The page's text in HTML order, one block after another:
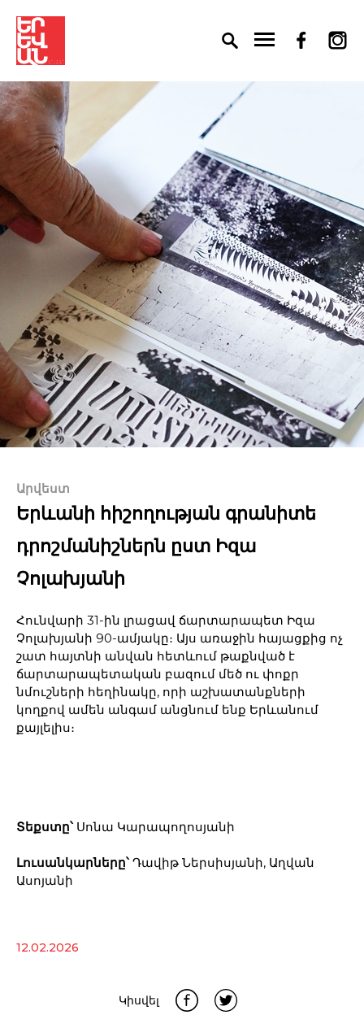
Արվեստ
Երևանի հիշողության գրանիտե
դրոշմանիշներն ըստ Իզա
Չոլախյանի
Հունվարի 31-ին լրացավ ճարտարապետ Իզա
Չոլախյանի 90-ամյակը։ Այս առաջին հայացքից ոչ
շատ հայտնի անվան հետևում թաքնված է
ճարտարապետական բազում մեծ ու փոքր
նմուշների հեղինակը, որի աշխատանքների
կողքով ամեն անգամ անցնում ենք Երևանում
քայլելիս։
Տեքստը՝ Սոնա Կարապողոսյանի
Լուսանկարները՝Դավիթ Ներսիսյանի, Աղվան
Ասոյանի
12.02.2026
Կիսվել